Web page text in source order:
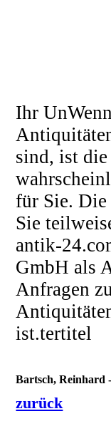
Ihr
sind, ist
für Sie.
Sie
antik-
GmbH als
Anfragen
ist.tertitel
Bartsch, Reinhard
zurück